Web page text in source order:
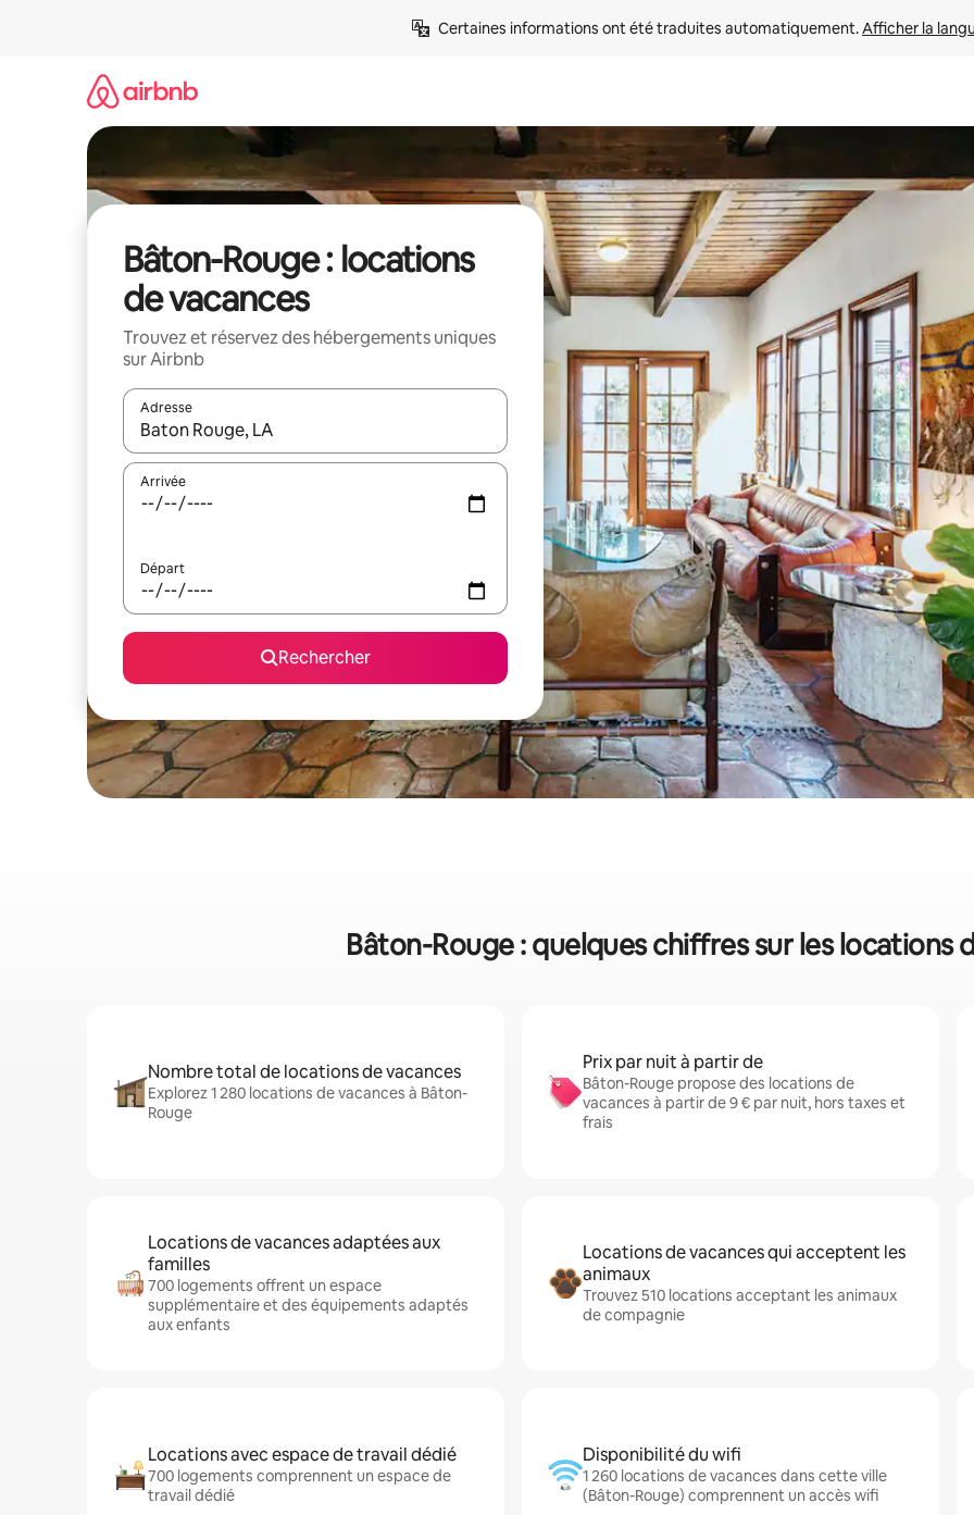
Certaines informations ont été traduites automatiquement. Afficher la
Bâton-Rouge : locations
de vacances
Trouvez et réservez des hébergements uniques
sur Airbnb
Adresse
Lorsque les résultats s'affichent, utilisez les flèches vers le haut et vers le bas pour les parcourir ou en appuyant et en
Arrivée
Départ
Rechercher
Bâton-Rouge : quelques chiffres sur les locations
Nombre total de locations de vacances
Explorez 1 280 locations de vacances à Bâton-
Rouge
Prix par nuit à partir de
Bâton-Rouge propose des locations de
vacances à partir de 9 € par nuit, hors taxes et
frais
Locations de vacances adaptées aux
familles
700 logements offrent un espace
supplémentaire et des équipements adaptés
aux enfants
Locations de vacances qui acceptent les
animaux
Trouvez 510 locations acceptant les animaux
de compagnie
Locations avec espace de travail dédié
700 logements comprennent un espace de
travail dédié
Disponibilité du wifi
1 260 locations de vacances dans cette ville
(Bâton-Rouge) comprennent un accès wifi